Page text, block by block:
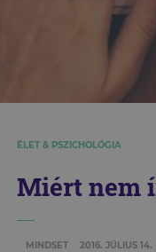
ÉLET & PSZICHOLÓGIA
Miért nem
MINDSET 2016. JÚLIUS 14.